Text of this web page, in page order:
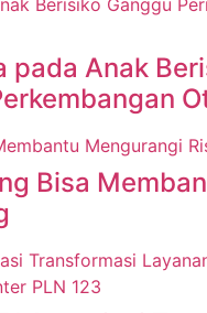
pada Anak
Bisa